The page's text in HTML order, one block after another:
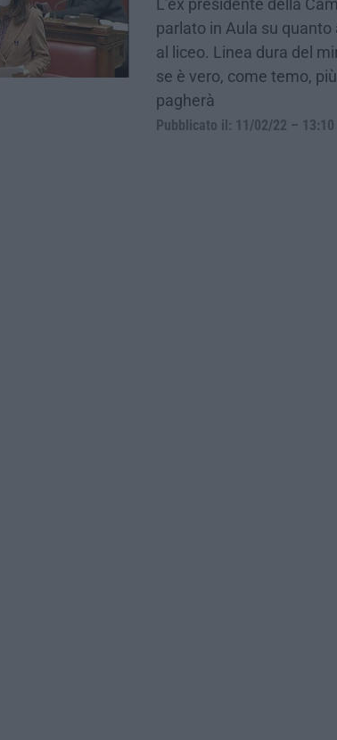
parlato in Aula su quanto
al liceo. Linea dura del
se è vero, come temo,
pagherà
Pubblicato il: 11/02/22 – 13:10